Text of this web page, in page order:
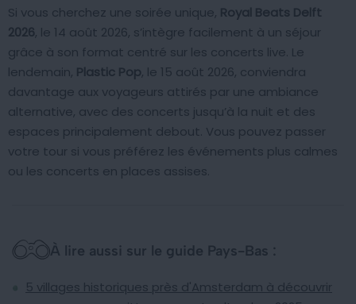
Si vous cherchez une soirée unique, Royal Beats Delft
2026, le 14 août 2026, s’intègre facilement à un séjour
grâce à son format centré sur les concerts live. Le
lendemain, Plastic Pop, le 15 août 2026, conviendra
davantage aux voyageurs attirés par une ambiance
alternative, avec des concerts jusqu’à la nuit et des
espaces principalement debout. Vous pouvez passer
votre tour si vous préférez les événements plus calmes
ou les concerts en places assises.
À lire aussi sur le guide Pays-Bas :
5 villages historiques près d'Amsterdam à découvrir